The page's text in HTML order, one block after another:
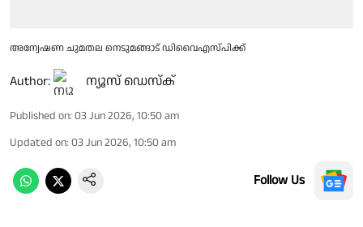
അന്വേഷണ ചുമതല നെടുമങ്ങാട് ഡിവൈഎസ്‌പിക്ക്
Author: ന്യൂസ് ഡെസ്ക്
Published on: 03 Jun 2026, 10:50 am
Updated on: 03 Jun 2026, 10:50 am
Follow Us